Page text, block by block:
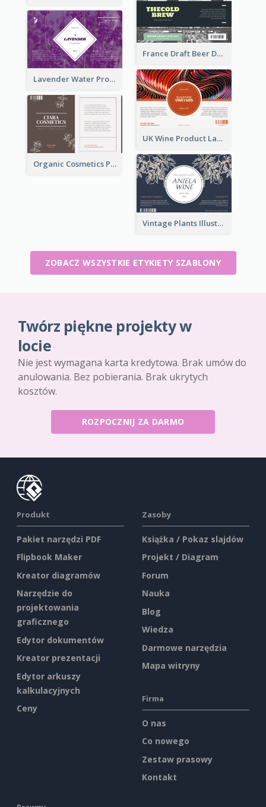
France Draft Beer Drink Label
Lavender Water Product Label
UK Wine Product Label
Organic Cosmetics Product Label
Vintage Plants Illustration Wine Label
ZOBACZ WSZYSTKIE ETYKIETY SZABLONY
Twórz piękne projekty w
locie
Nie jest wymagana karta kredytowa. Brak umów do
anulowania. Bez pobierania. Brak ukrytych
kosztów.
ROZPOCZNIJ ZA DARMO
Produkt
Pakiet narzędzi PDF
Flipbook Maker
Kreator diagramów
Narzędzie do
projektowania
graficznego
Edytor dokumentów
Kreator prezentacji
Edytor arkuszy
kalkulacyjnych
Ceny
Zasoby
Książka / Pokaz slajdów
Projekt / Diagram
Forum
Nauka
Blog
Wiedza
Darmowe narzędzia
Mapa witryny
Firma
O nas
Co nowego
Zestaw prasowy
Kontakt